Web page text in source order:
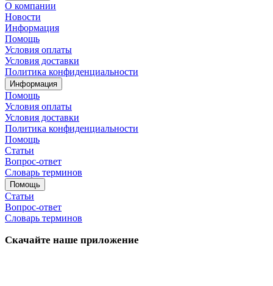
О компании
Новости
Информация
Помощь
Условия оплаты
Условия доставки
Политика конфиденциальности
Информация
Помощь
Условия оплаты
Условия доставки
Политика конфиденциальности
Помощь
Статьи
Вопрос-ответ
Словарь терминов
Помощь
Статьи
Вопрос-ответ
Словарь терминов
Скачайте наше приложение